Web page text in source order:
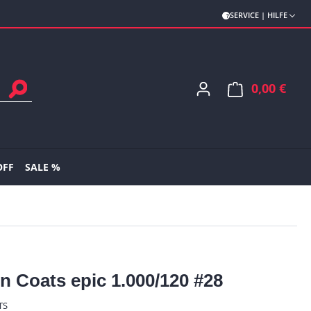
SERVICE | HILFE
0,00 €
SALE %
Coats epic 1.000/120 #28